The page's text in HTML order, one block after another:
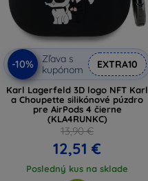
-10%
Zľava s
kupónom
EXTRA10
Karl Lagerfeld 3D logo NFT Karl
a Choupette silikónové púzdro
pre AirPods 4 čierne
(KLA4RUNKC)
13,90 €
12,51 €
Posledný kus na sklade